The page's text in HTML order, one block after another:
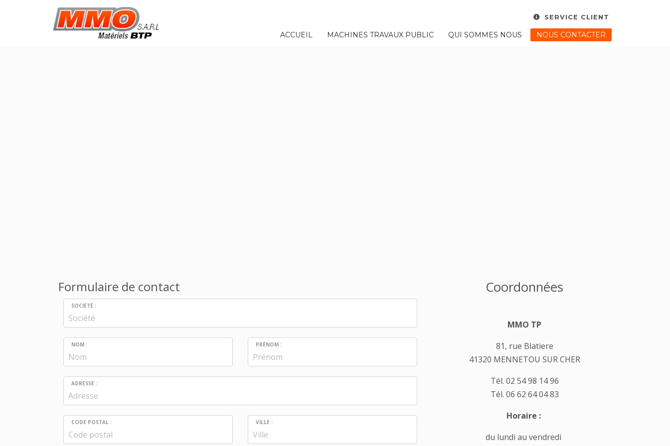
SI VOUS AVEZ UN PROBLÈME OU UNE QUESTION, CONTACTEZ-NOUS PAR TÉLÉPHONE.
SERVICE CLIENT
ACCUEIL MACHINES TRAVAUX PUBLIC QUI SOMMES NOUS NOUS CONTACTER
Formulaire de contact
SOCIÉTÉ :
NOM : PRÉNOM :
ADRESSE :
CODE POSTAL : VILLE :
Coordonnées
MMO TP
81, rue Blatiere
41320 MENNETOU SUR CHER
Tél. 02 54 98 14 96
Tél. 06 62 64 04 83
Horaire :
du lundi au vendredi